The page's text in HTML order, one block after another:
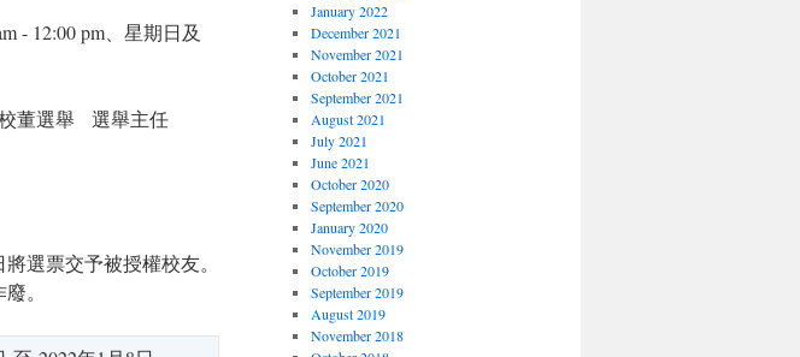
- 12:00 pm、星期日及
董選舉 選舉主任
選票交予被授權校友。
。
January 2022
December 2021
November 2021
October 2021
September 2021
August 2021
July 2021
June 2021
October 2020
September 2020
January 2020
November 2019
October 2019
September 2019
August 2019
November 2018